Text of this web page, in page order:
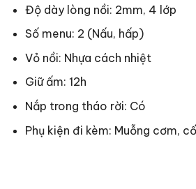
Độ dày lòng nồi: 2mm, 4 lớp
Số menu: 2 (Nấu, hấp)
Vỏ nồi: Nhựa cách nhiệt
Giữ ấm: 12h
Nắp trong tháo rời: Có
Phụ kiện đi kèm: Muỗng cơm,